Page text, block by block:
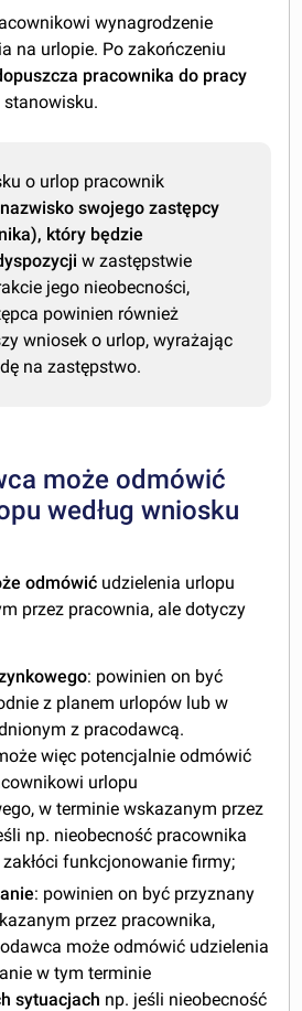
wynagrodzenie
na urlopie. Po zakończeniu
pracownika do pracy
o urlop pracownik
swojego zastępcy
który będzie
w zastępstwie
jego nieobecności,
powinien również
wniosek o urlop, wyrażając
na zastępstwo.
może odmówić
według wniosku
odmówić udzielenia urlopu
przez pracownia, ale dotyczy
: powinien on być
z planem urlopów lub w
z pracodawcą.
więc potencjalnie odmówić
urlopu
w terminie wskazanym przez
np. nieobecność pracownika
funkcjonowanie firmy;
: powinien on być przyznany
przez pracownika,
może odmówić udzielenia
w tym terminie
sytuacjach np. jeśli nieobecność